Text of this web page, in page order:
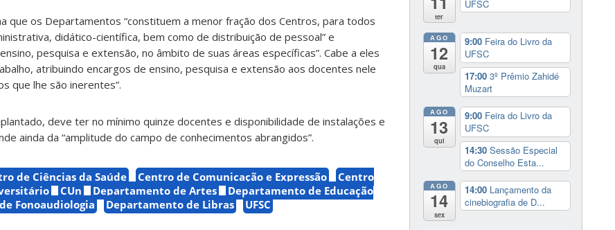
que os Departamentos “constituem a menor fração dos Centros, para todos
didático-científica, bem como de distribuição de pessoal” e
pesquisa e extensão, no âmbito de suas áreas específicas”. Cabe a eles
atribuindo encargos de ensino, pesquisa e extensão aos docentes nele
que lhe são inerentes”.
deve ter no mínimo quinze docentes e disponibilidade de instalações e
ainda da “amplitude do campo de conhecimentos abrangidos”.
de Ciências da Saúde Centro de Comunicação e Expressão
Centro
CUn Departamento de Artes
Departamento de Educação
Fonoaudiologia Departamento de Libras UFSC
ter
UFSC
AGO
12
qua
9:00 Feira do Livro da
UFSC
17:00 3º Prêmio Zahidé
Muzart
AGO
13
qui
9:00 Feira do Livro da
UFSC
14:30 Sessão Especial
do Conselho Esta...
AGO
14
sex
14:00 Lançamento da
cinebiografia de D...